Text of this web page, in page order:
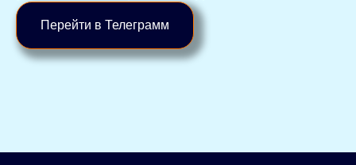
Перейти в Телеграмм